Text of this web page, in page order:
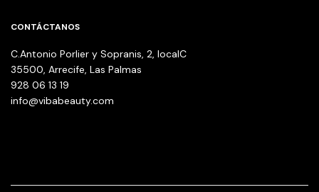
CONTÁCTANOS
C.Antonio Porlier y Sopranis, 2, localC
35500, Arrecife, Las Palmas
928 06 13 19
info@vibabeauty.com